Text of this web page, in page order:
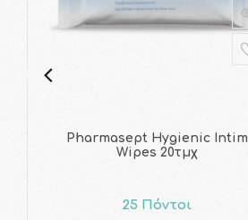
Pharmasept Hygienic Intim
Wipes 20τμχ
25 Πόντοι